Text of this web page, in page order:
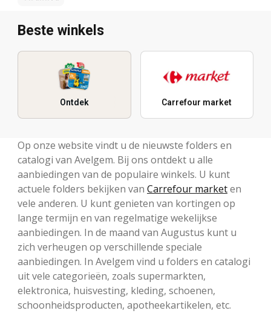
Beste winkels
Ontdek Carrefour market
Op onze website vindt u de nieuwste folders en
catalogi van Avelgem. Bij ons ontdekt u alle
aanbiedingen van de populaire winkels. U kunt
actuele folders bekijken van Carrefour marketen
vele anderen. U kunt genieten van kortingen op
lange termijn en van regelmatige wekelijkse
aanbiedingen. In de maand van Augustus kunt u
zich verheugen op verschillende speciale
aanbiedingen. In Avelgem vind u folders en catalogi
uit vele categorieën, zoals supermarkten,
elektronica, huisvesting, kleding, schoenen,
schoonheidsproducten, apotheekartikelen, etc.